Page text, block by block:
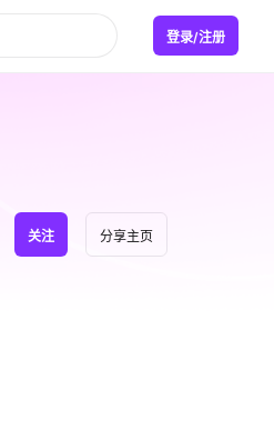
登录/注册
关注 分享主页